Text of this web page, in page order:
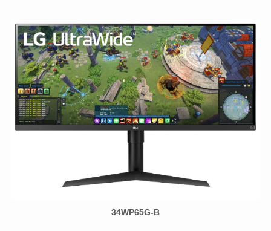
34WP65G-B